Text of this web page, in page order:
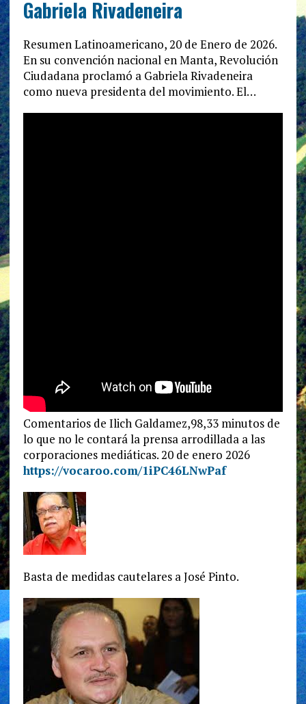
Gabriela Rivadeneira
Resumen Latinoamericano, 20 de Enero de 2026.
En su convención nacional en Manta, Revolución
Ciudadana proclamó a Gabriela Rivadeneira
como nueva presidenta del movimiento. El…
Comentarios de Ilich Galdamez,98,33 minutos de
lo que no le contará la prensa arrodillada a las
corporaciones mediáticas. 20 de enero 2026
https://vocaroo.com/1iPC46LNwPaf
Basta de medidas cautelares a José Pinto.